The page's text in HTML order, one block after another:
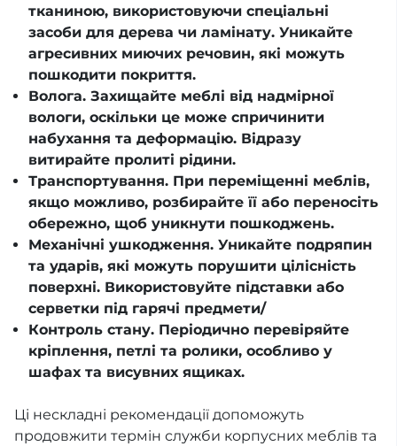
тканиною, використовуючи спеціальні
засоби для дерева чи ламінату. Уникайте
агресивних миючих речовин, які можуть
пошкодити покриття.
Волога. Захищайте меблі від надмірної
вологи, оскільки це може спричинити
набухання та деформацію. Відразу
витирайте пролиті рідини.
Транспортування. При переміщенні меблів,
якщо можливо, розбирайте її або переносіть
обережно, щоб уникнути пошкоджень.
Механічні ушкодження. Уникайте подряпин
та ударів, які можуть порушити цілісність
поверхні. Використовуйте підставки або
серветки під гарячі предмети/
Контроль стану. Періодично перевіряйте
кріплення, петлі та ролики, особливо у
шафах та висувних ящиках.
Ці нескладні рекомендації допоможуть
продовжити термін служби корпусних меблів та